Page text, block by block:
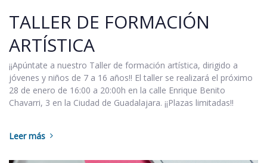
TALLER DE FORMACIÓN
ARTÍSTICA
¡¡Apúntate a nuestro Taller de formación artística, dirigido a
jóvenes y niños de 7 a 16 años!! El taller se realizará el próximo
28 de enero de 16:00 a 20:00h en la calle Enrique Benito
Chavarri, 3 en la Ciudad de Guadalajara. ¡¡Plazas limitadas!!
Leer más